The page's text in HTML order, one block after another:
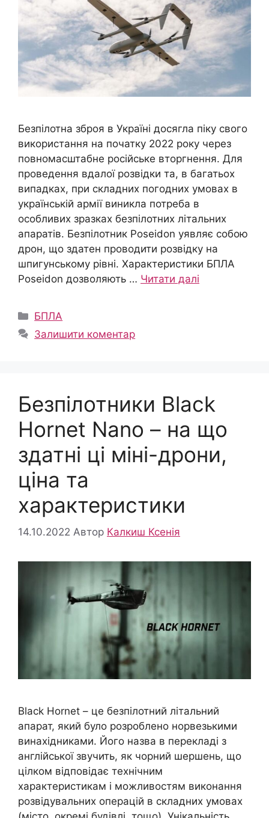
Безпілотна зброя в Україні досягла піку свого
використання на початку 2022 року через
повномасштабне російське вторгнення. Для
проведення вдалої розвідки та, в багатьох
випадках, при складних погодних умовах в
українській армії виникла потреба в
особливих зразках безпілотних літальних
апаратів. Безпілотник Poseidon уявляє собою
дрон, що здатен проводити розвідку на
шпигунському рівні. Характеристики БПЛА
Poseidon дозволяють … Читати далі
Категорії
БПЛА
Залишити коментар
Безпілотники Black
Hornet Nano – на що
здатні ці міні-дрони,
ціна та
характеристики
14.10.2022 Автор Калкиш Ксенія
Black Hornet – це безпілотний літальний
апарат, який було розроблено норвезькими
винахідниками. Його назва в перекладі з
англійської звучить, як чорний шершень, що
цілком відповідає технічним
характеристикам і можливостям виконання
розвідувальних операцій в складних умовах